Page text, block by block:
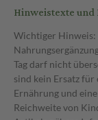
Hinweistexte
Wichtiger Hinweis:
Tag darf nicht
sind kein Ersatz für
Ernährung und
Reichweite von